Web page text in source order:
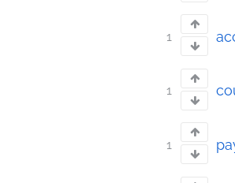
1
1
1